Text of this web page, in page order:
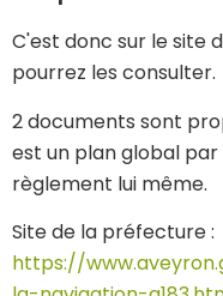
C'est donc sur le site
pourrez les consulter.
2 documents sont
est un plan global
règlement lui même.
Site de la préfecture :
https://